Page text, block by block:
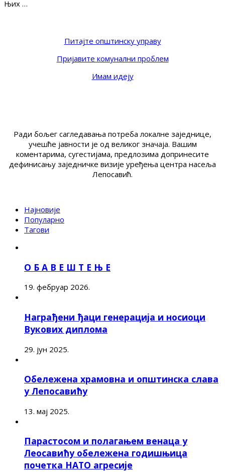
Њих …
Питајте општинску управу
Пријавите комунални проблем
Имам идеју
Ради бољег сагледавања потреба локалне заједнице,
учешће јавности је од великог значаја. Вашим
коментарима, сугестијама, предлозима допринесите
дефинисању заједничке визије уређења центра насеља
Лепосавић.
Најновије
Популарно
Тагови
О Б А В Е Ш Т Е Њ Е
19. фебруар 2026.
Награђени ђаци генерација и носиоци
Вукових диплома
29. јун 2025.
Обележена храмовна и општинска слава
у Лепосавићу
13. мај 2025.
Парастосом и полагањем венаца у
Леосавићу обележена годишњица
почетка НАТО агресије